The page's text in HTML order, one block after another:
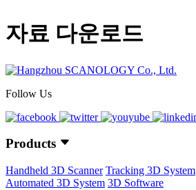
자료 다운로드
Follow Us
Products
Handheld 3D Scanner Tracking 3D System
Automated 3D System 3D Software